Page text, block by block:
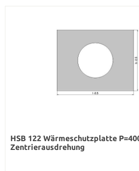
HSB 122 Wärmeschutzplatte
Zentrierausdrehung